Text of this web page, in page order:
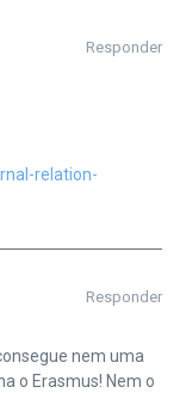
Responder
relation-
Responder
nem uma
o Erasmus! Nem o